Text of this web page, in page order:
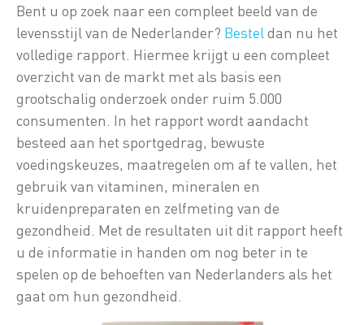
Bent u op zoek naar een compleet beeld van de
levensstijl van de Nederlander? Besteldan nu het
volledige rapport. Hiermee krijgt u een compleet
overzicht van de markt met als basis een
grootschalig onderzoek onder ruim 5.000
consumenten. In het rapport wordt aandacht
besteed aan het sportgedrag, bewuste
voedingskeuzes, maatregelen om af te vallen, het
gebruik van vitaminen, mineralen en
kruidenpreparaten en zelfmeting van de
gezondheid. Met de resultaten uit dit rapport heeft
u de informatie in handen om nog beter in te
spelen op de behoeften van Nederlanders als het
gaat om hun gezondheid.